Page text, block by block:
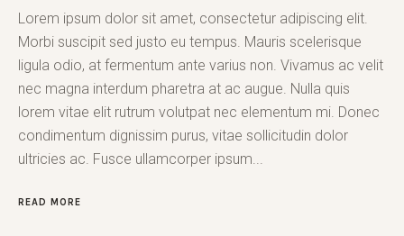
Lorem ipsum dolor sit amet, consectetur adipiscing elit.
Morbi suscipit sed justo eu tempus. Mauris scelerisque
ligula odio, at fermentum ante varius non. Vivamus ac velit
nec magna interdum pharetra at ac augue. Nulla quis
lorem vitae elit rutrum volutpat nec elementum mi. Donec
condimentum dignissim purus, vitae sollicitudin dolor
ultricies ac. Fusce ullamcorper ipsum...
READ MORE